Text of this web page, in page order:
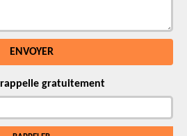
gratuitement